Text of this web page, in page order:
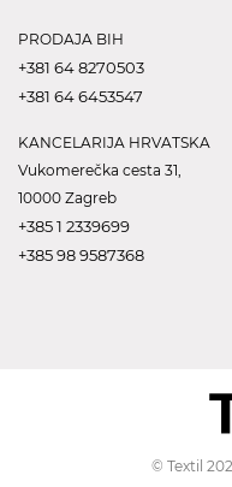
PRODAJA BIH
+381 64 8270503
+381 64 6453547
KANCELARIJA HRVATSKA
Vukomerečka cesta 31,
10000 Zagreb
+385 1 2339699
+385 98 9587368
© Textil